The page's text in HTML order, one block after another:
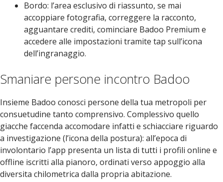
Bordo: l’area esclusivo di riassunto, se mai
accoppiare fotografia, correggere la racconto,
agguantare crediti, cominciare Badoo Premium e
accedere alle impostazioni tramite tap sull’icona
dell’ingranaggio.
Smaniare persone incontro Badoo
Insieme Badoo conosci persone della tua metropoli per
consuetudine tanto comprensivo. Complessivo quello
giacche faccenda accomodare infatti e schiacciare riguardo
a investigazione (l’icona della postura): all’epoca di
involontario l’app presenta un lista di tutti i profili online e
offline iscritti alla pianoro, ordinati verso appoggio alla
diversita chilometrica dalla propria abitazione.